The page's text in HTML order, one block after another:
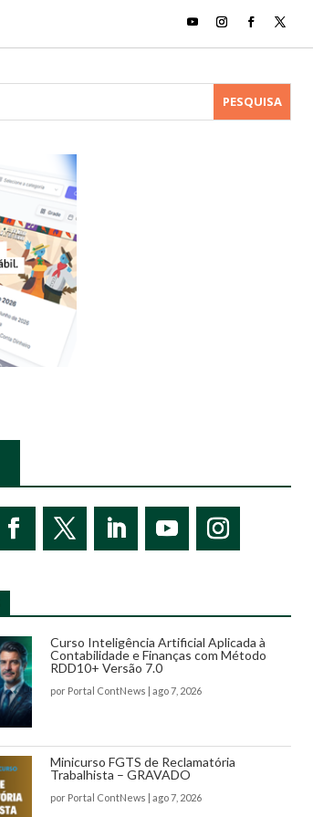
Curso Inteligência Artificial Aplicada à
Contabilidade e Finanças com Método
RDD10+ Versão 7.0
por Portal ContNews | ago 7, 2026
Minicurso FGTS de Reclamatória
Trabalhista – GRAVADO
por Portal ContNews | ago 7, 2026